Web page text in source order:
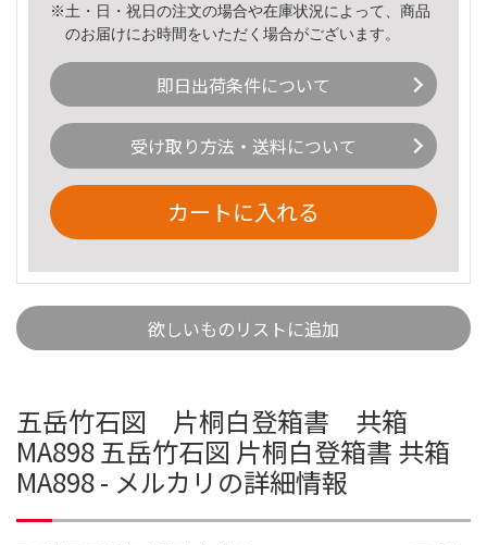
※土・日・祝日の注文の場合や在庫状況によって、商品
のお届けにお時間をいただく場合がございます。
即日出荷条件について
受け取り方法・送料について
カートに入れる
欲しいものリストに追加
五岳竹石図 片桐白登箱書 共箱
MA898 五岳竹石図 片桐白登箱書 共箱
MA898 - メルカリの詳細情報